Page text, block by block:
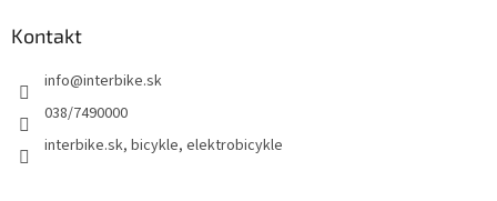
Kontakt
info@interbike.sk
038/7490000
interbike.sk, bicykle, elektrobicykle